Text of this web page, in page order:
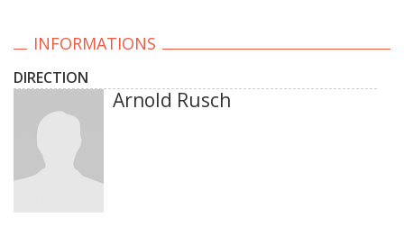
INFORMATIONS
DIRECTION
Arnold Rusch